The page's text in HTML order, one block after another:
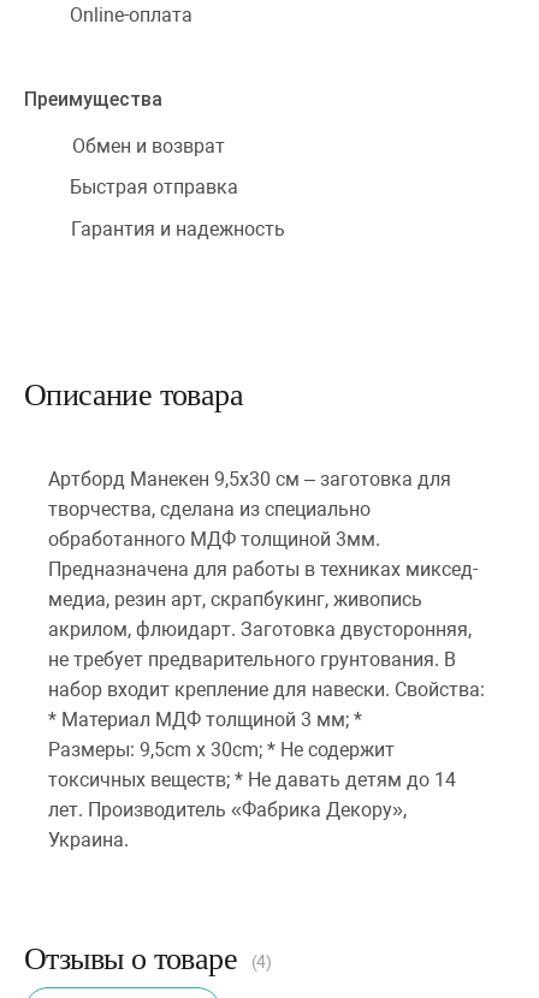
Online-оплата
Преимущества
Обмен и возврат
Быстрая отправка
Гарантия и надежность
Описание товара
Артборд Манекен 9,5х30 см – заготовка для
творчества, сделана из специально
обработанного МДФ толщиной 3мм.
Предназначена для работы в техниках миксед-
медиа, резин арт, скрапбукинг, живопись
акрилом, флюидарт. Заготовка двусторонняя,
не требует предварительного грунтования. В
набор входит крепление для навески. Свойства:
* Материал МДФ толщиной 3 мм; *
Размеры: 9,5cm x 30cm; * Не содержит
токсичных веществ; * Не давать детям до 14
лет. Производитель «Фабрика Декору»,
Украина.
Отзывы о товаре (4)